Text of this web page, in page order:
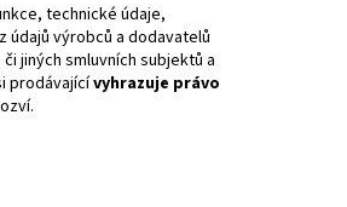
technické údaje,
údajů výrobců a dodavatelů
jiných smluvních subjektů a
prodávajícívyhrazuje právo